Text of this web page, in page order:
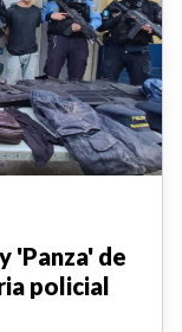
'Panza' de
policial